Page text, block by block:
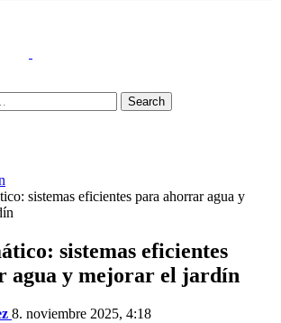
Search
sistemas eficientes para ahorrar agua y
sistemas eficientes
agua y mejorar el jardín
8. noviembre 2025, 4:18